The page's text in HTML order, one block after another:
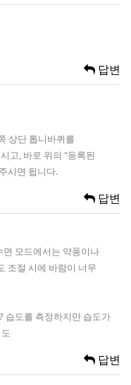
답변
상단 톱니바퀴를
고, 바로 위의 "등록된
시면 됩니다.
답변
면 모드에서는 약풍이나
조절 시에 바람이 너무
습도를 측정하지만 습도가
답변